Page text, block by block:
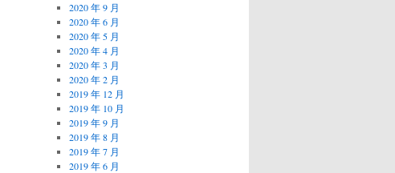
2020 年 9 月
2020 年 6 月
2020 年 5 月
2020 年 4 月
2020 年 3 月
2020 年 2 月
2019 年 12 月
2019 年 10 月
2019 年 9 月
2019 年 8 月
2019 年 7 月
2019 年 6 月